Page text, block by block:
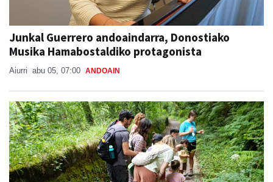
Junkal Guerrero andoaindarra, Donostiako
Musika Hamabostaldiko protagonista
Aiurri abu 05, 07:00 ANDOAIN